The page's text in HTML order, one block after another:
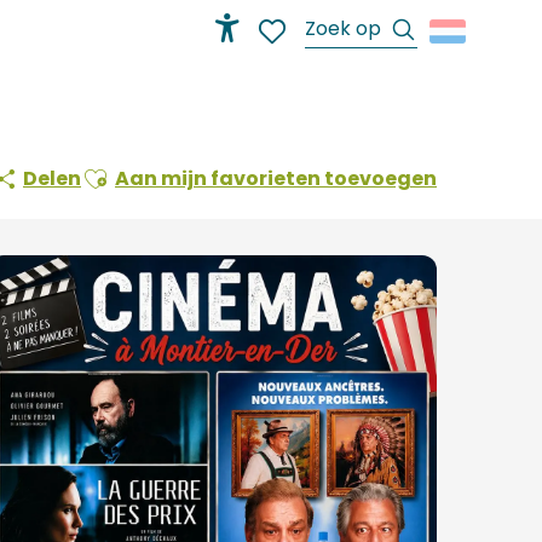
Zoek op
DelenAjouter aux favoris
Aan mijn favorieten toevoegen